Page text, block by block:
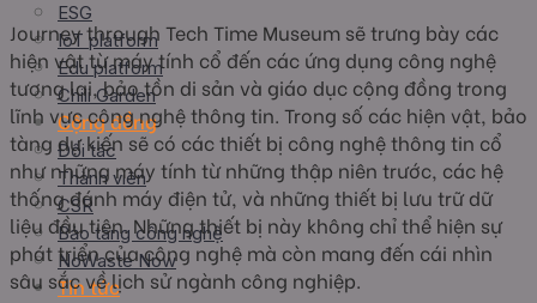
ESG
IoT platform
Edu platform
Chili Garden
Cộng đồng
Đối tác
Thành viên
CSR
Bảo tàng công nghệ
NoWaste Now
Tin tức
Journey through Tech Time Museum sẽ trưng bày các
hiện vật từ máy tính cổ đến các ứng dụng công nghệ
tương lai, bảo tồn di sản và giáo dục cộng đồng trong
lĩnh vực công nghệ thông tin. Trong số các hiện vật, bảo
tàng dự kiến sẽ có các thiết bị công nghệ thông tin cổ
như những máy tính từ những thập niên trước, các hệ
thống đánh máy điện tử, và những thiết bị lưu trữ dữ
liệu đầu tiên. Những thiết bị này không chỉ thể hiện sự
phát triển của công nghệ mà còn mang đến cái nhìn
sâu sắc về lịch sử ngành công nghiệp.